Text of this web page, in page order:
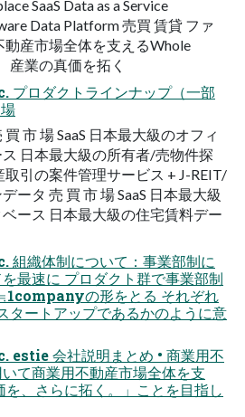
SaaS Data as a Service
Data Platform 売買 賃貸 ファ
動産市場全体を支えるWhole
産業の真価を拓く
ロダクトラインナップ（一部
買 市 場 SaaS 日本最大級のオフィ
日本最大級の所有者/売物件探
引の案件管理サービス + J-REIT/
ータ 売 買 市 場 SaaS 日本最大級
ース 日本最大級の住宅賃料デー
織体制について：事業部制に
最速に プロダクト群で事業部制
の形をとる それぞれ
タートアップであるかのように意
会社説明まとめ • 商業用不
て商業用不動産市場全体を支
を、さらに拓く。」ことを目指し